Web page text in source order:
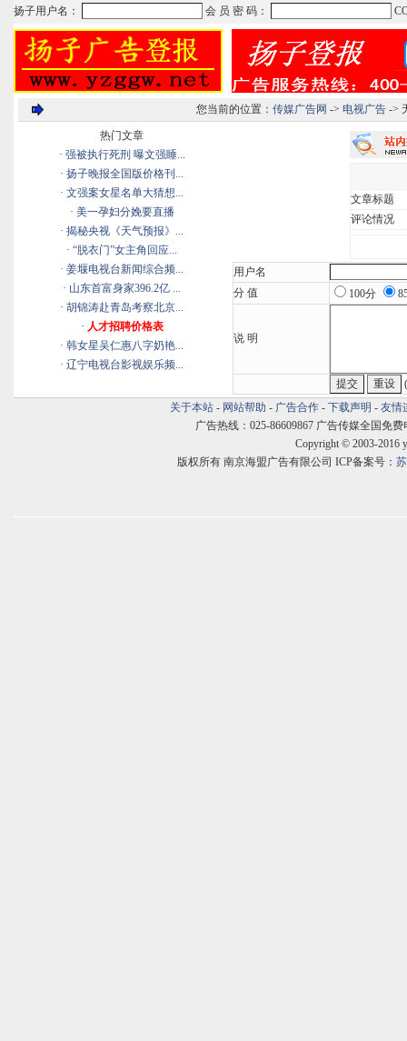
您当前的位置： 传媒广告网 -> 电视广告->
热门文章
· 强被执行死刑 曝文强睡...
· 扬子晚报全国版价格刊...
· 文强案女星名单大猜想...
· 美一孕妇分娩要直播
· 揭秘央视《天气预报》...
· “脱衣门”女主角回应...
· 姜堰电视台新闻综合频...
· 山东首富身家396.2亿 ...
· 胡锦涛赴青岛考察北京...
· 人才招聘价格表
· 韩女星吴仁惠八字奶艳...
· 辽宁电视台影视娱乐频...
文章标题
评论情况
用户名
分 值
100分
说 明
关于本站 - 网站帮助 - 广告合作 - 下载声明 - 友情
广告热线：025-86609867 广告传媒全国免费
Copyright © 2003-2016
版权所有 南京海盟广告有限公司 ICP备案号：